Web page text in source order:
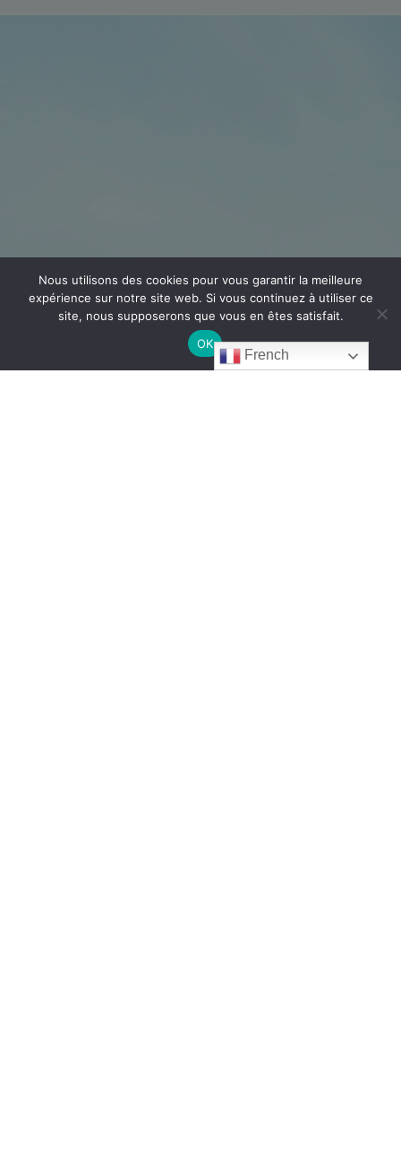
French
Nous utilisons des cookies pour vous garantir la meilleure
expérience sur notre site web. Si vous continuez à utiliser ce
site, nous supposerons que vous en êtes satisfait.
OK